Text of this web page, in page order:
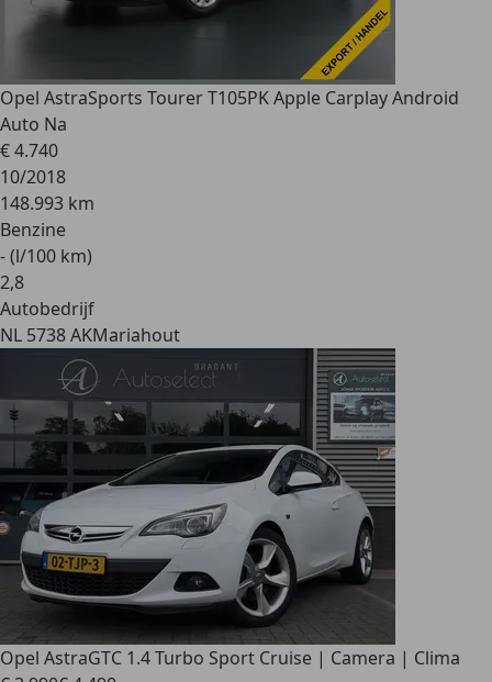
Opel AstraSports Tourer T105PK Apple Carplay Android
Auto Na
€ 4.740
10/2018
148.993 km
Benzine
- (l/100 km)
2,8
Autobedrijf
NL 5738 AKMariahout
Opel AstraGTC 1.4 Turbo Sport Cruise | Camera | Clima